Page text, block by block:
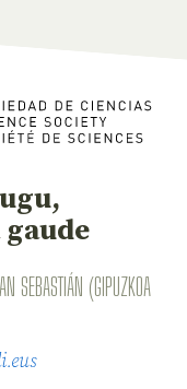
SEBASTIÁN (GIPUZKOA